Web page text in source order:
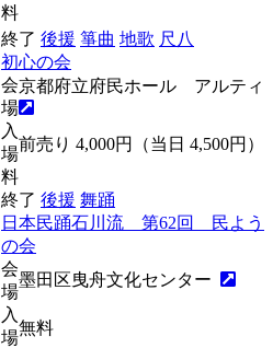
料
終了 後援 箏曲 地歌 尺八
初心の会
会
場
京都府立府民ホール アルティ
入
場
料
前売り 4,000円（当日 4,500円）
終了 後援 舞踊
日本民踊石川流 第62回 民よう
の会
会
場
墨田区曳舟文化センター
入
場
無料